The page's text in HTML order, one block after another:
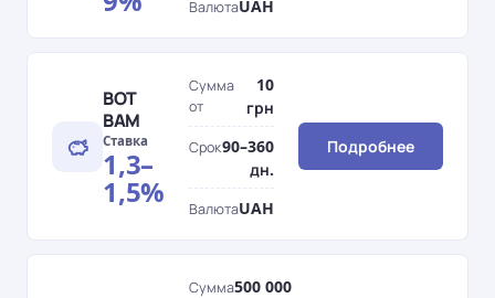
ВалютаUAH
ВОТ
ВАМ
Ставка
1,3–
1,5%
Сумма
от
10
грн
Срок90–360
дн.
ВалютаUAH
Подробнее
Сумма500 000